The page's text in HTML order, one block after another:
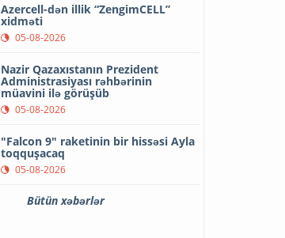
Azercell-dən illik “ZengimCELL”
xidməti
05-08-2026
Nazir Qazaxıstanın Prezident
Administrasiyası rəhbərinin
müavini ilə görüşüb
05-08-2026
"Falcon 9" raketinin bir hissəsi Ayla
toqquşacaq
05-08-2026
Bütün xəbərlər